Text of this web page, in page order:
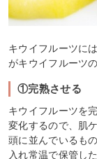
キウイフルーツに
がキウイフルーツ
①完熟させる
キウイフルーツを
変化するので、肌
頭に並んでいるも
入れ常温で保管し